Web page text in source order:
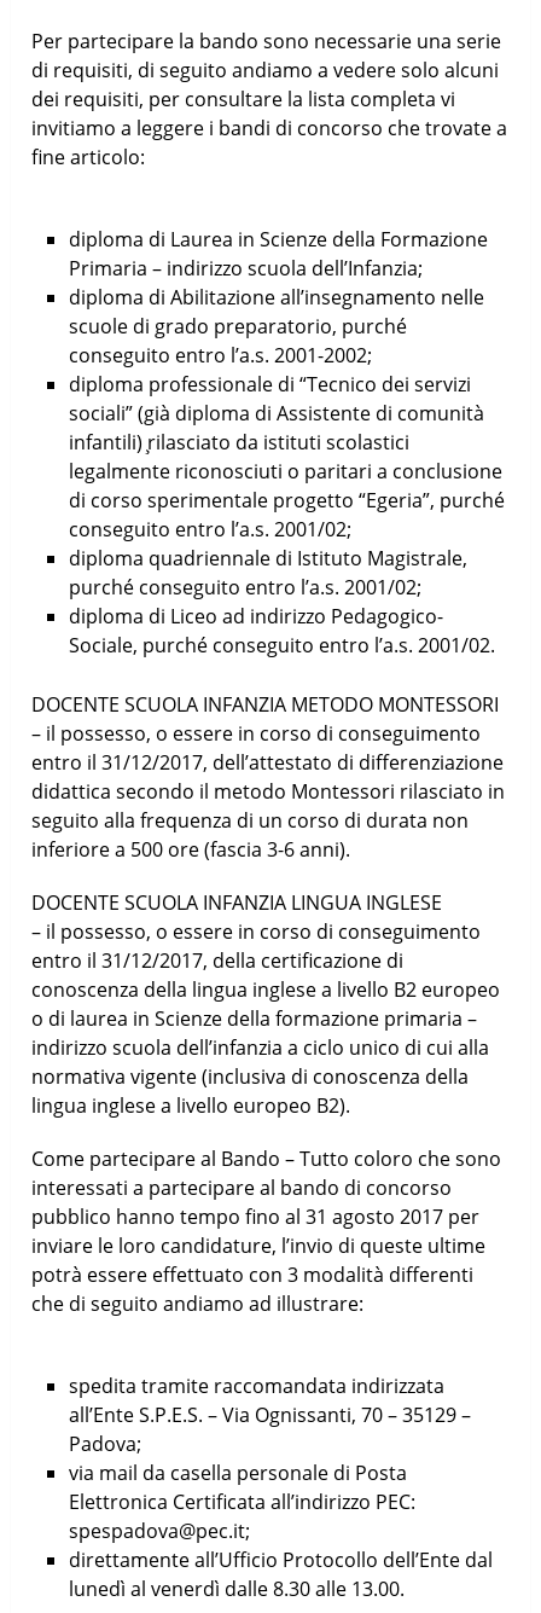
Per partecipare la bando sono necessarie una serie
di requisiti, di seguito andiamo a vedere solo alcuni
dei requisiti, per consultare la lista completa vi
invitiamo a leggere i bandi di concorso che trovate a
fine articolo:
diploma di Laurea in Scienze della Formazione
Primaria – indirizzo scuola dell’Infanzia;
diploma di Abilitazione all’insegnamento nelle
scuole di grado preparatorio, purché
conseguito entro l’a.s. 2001-2002;
diploma professionale di “Tecnico dei servizi
sociali” (già diploma di Assistente di comunità
infantili) ̧rilasciato da istituti scolastici
legalmente riconosciuti o paritari a conclusione
di corso sperimentale progetto “Egeria”, purché
conseguito entro l’a.s. 2001/02;
diploma quadriennale di Istituto Magistrale,
purché conseguito entro l’a.s. 2001/02;
diploma di Liceo ad indirizzo Pedagogico-
Sociale, purché conseguito entro l’a.s. 2001/02.
DOCENTE SCUOLA INFANZIA METODO MONTESSORI
– il possesso, o essere in corso di conseguimento
entro il 31/12/2017, dell’attestato di differenziazione
didattica secondo il metodo Montessori rilasciato in
seguito alla frequenza di un corso di durata non
inferiore a 500 ore (fascia 3-6 anni).
DOCENTE SCUOLA INFANZIA LINGUA INGLESE
– il possesso, o essere in corso di conseguimento
entro il 31/12/2017, della certificazione di
conoscenza della lingua inglese a livello B2 europeo
o di laurea in Scienze della formazione primaria –
indirizzo scuola dell’infanzia a ciclo unico di cui alla
normativa vigente (inclusiva di conoscenza della
lingua inglese a livello europeo B2).
Come partecipare al Bando – Tutto coloro che sono
interessati a partecipare al bando di concorso
pubblico hanno tempo fino al 31 agosto 2017 per
inviare le loro candidature, l’invio di queste ultime
potrà essere effettuato con 3 modalità differenti
che di seguito andiamo ad illustrare:
spedita tramite raccomandata indirizzata
all’Ente S.P.E.S. – Via Ognissanti, 70 – 35129 –
Padova;
via mail da casella personale di Posta
Elettronica Certificata all’indirizzo PEC:
spespadova@pec.it;
direttamente all’Ufficio Protocollo dell’Ente dal
lunedì al venerdì dalle 8.30 alle 13.00.